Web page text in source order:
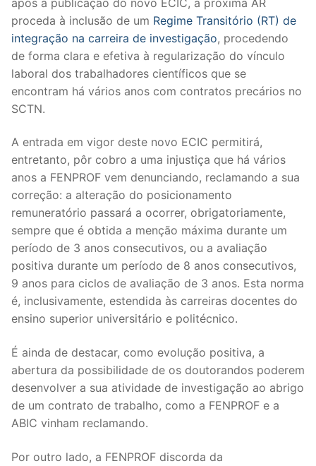
proceda à inclusão de um Regime Transitório (RT) de
integração na carreira de investigação, procedendo
de forma clara e efetiva à regularização do vínculo
laboral dos trabalhadores científicos que se
encontram há vários anos com contratos precários no
SCTN.
A entrada em vigor deste novo ECIC permitirá,
entretanto, pôr cobro a uma injustiça que há vários
anos a FENPROF vem denunciando, reclamando a sua
correção: a alteração do posicionamento
remuneratório passará a ocorrer, obrigatoriamente,
sempre que é obtida a menção máxima durante um
período de 3 anos consecutivos, ou a avaliação
positiva durante um período de 8 anos consecutivos,
9 anos para ciclos de avaliação de 3 anos. Esta norma
é, inclusivamente, estendida às carreiras docentes do
ensino superior universitário e politécnico.
É ainda de destacar, como evolução positiva, a
abertura da possibilidade de os doutorandos poderem
desenvolver a sua atividade de investigação ao abrigo
de um contrato de trabalho, como a FENPROF e a
ABIC vinham reclamando.
Por outro lado, a FENPROF discorda da